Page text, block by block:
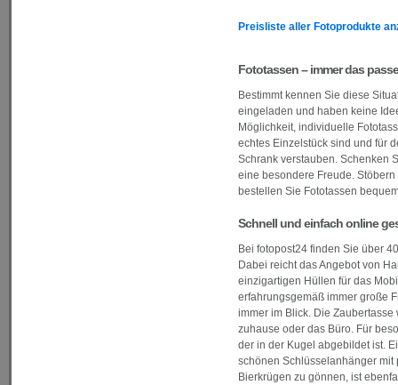
Preisliste aller Fotoprodukte
Fototassen – immer das
Bestimmt kennen Sie diese
eingeladen und haben keine
Möglichkeit, individuelle
echtes Einzelstück sind und für
Schrank verstauben. Schenken
eine besondere Freude.
bestellen Sie Fototassen
Schnell und einfach online
Bei fotopost24 finden Sie über
Dabei reicht das Angebot von
einzigartigen Hüllen für das
erfahrungsgemäß immer große
immer im Blick. Die
zuhause oder das Büro. Für
der in der Kugel abgebildet ist.
schönen Schlüsselanhänger
Bierkrügen zu gönnen, ist